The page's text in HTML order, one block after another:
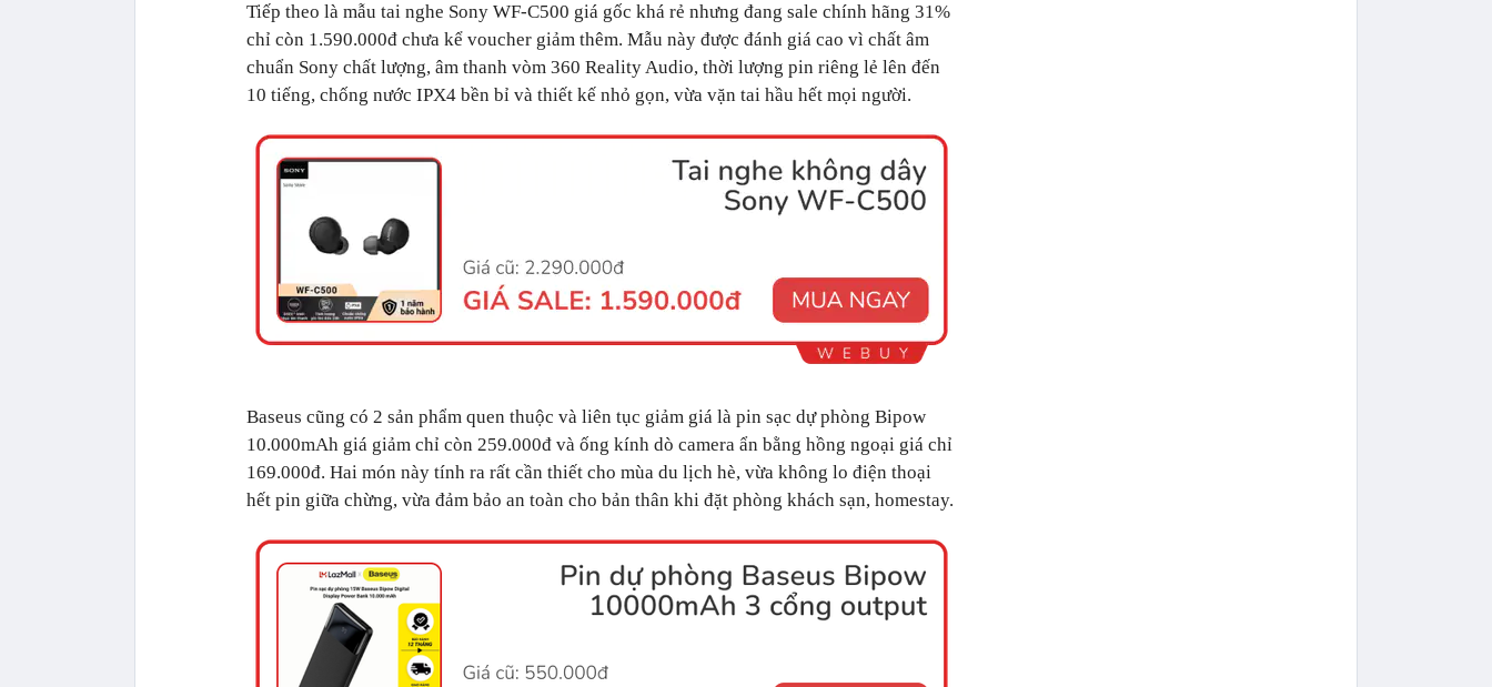
Tiếp theo là mẫu tai nghe Sony WF-C500 giá gốc khá rẻ nhưng đang sale chính hãng 31%
chỉ còn 1.590.000đ chưa kể voucher giảm thêm. Mẫu này được đánh giá cao vì chất âm
chuẩn Sony chất lượng, âm thanh vòm 360 Reality Audio, thời lượng pin riêng lẻ lên đến
10 tiếng, chống nước IPX4 bền bỉ và thiết kế nhỏ gọn, vừa vặn tai hầu hết mọi người.
Baseus cũng có 2 sản phẩm quen thuộc và liên tục giảm giá là pin sạc dự phòng Bipow
10.000mAh giá giảm chỉ còn 259.000đ và ống kính dò camera ẩn bằng hồng ngoại giá chỉ
169.000đ. Hai món này tính ra rất cần thiết cho mùa du lịch hè, vừa không lo điện thoại
hết pin giữa chừng, vừa đảm bảo an toàn cho bản thân khi đặt phòng khách sạn, homestay.